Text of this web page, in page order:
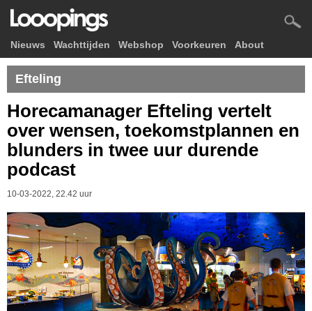
Nieuws Wachttijden Webshop Voorkeuren About
Efteling
Horecamanager Efteling vertelt
over wensen, toekomstplannen en
blunders in twee uur durende
podcast
10-03-2022, 22.42 uur